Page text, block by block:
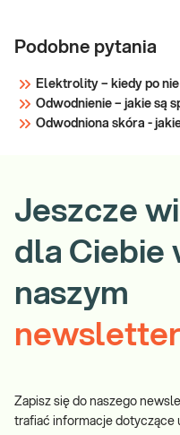
Podobne pytania
Elektrolity – kiedy po
Odwodnienie – jakie są
Odwodniona skóra -
Jeszcze
dla Ciebie
naszym
Zapisz się do naszego
trafiać informacje dotyczące